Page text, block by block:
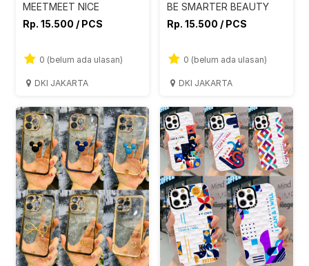
MEETMEET NICE
Rp. 15.500 / PCS
0 (belum ada ulasan)
DKI JAKARTA
BE SMARTER BEAUTY
Rp. 15.500 / PCS
0 (belum ada ulasan)
DKI JAKARTA